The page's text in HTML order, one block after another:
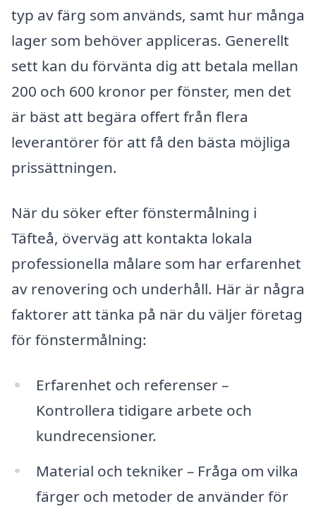
typ av färg som används, samt hur många
lager som behöver appliceras. Generellt
sett kan du förvänta dig att betala mellan
200 och 600 kronor per fönster, men det
är bäst att begära offert från flera
leverantörer för att få den bästa möjliga
prissättningen.
När du söker efter fönstermålning i
Täfteå, överväg att kontakta lokala
professionella målare som har erfarenhet
av renovering och underhåll. Här är några
faktorer att tänka på när du väljer företag
för fönstermålning:
Erfarenhet och referenser –
Kontrollera tidigare arbete och
kundrecensioner.
Material och tekniker – Fråga om vilka
färger och metoder de använder för